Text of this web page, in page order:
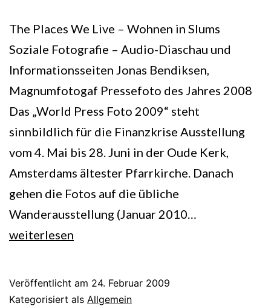
The Places We Live – Wohnen in Slums
Soziale Fotografie – Audio-Diaschau und
Informationsseiten Jonas Bendiksen,
Magnumfotogaf Pressefoto des Jahres 2008
Das „World Press Foto 2009“ steht
sinnbildlich für die Finanzkrise Ausstellung
vom 4. Mai bis 28. Juni in der Oude Kerk,
Amsterdams ältester Pfarrkirche. Danach
gehen die Fotos auf die übliche
Wanderausstellung (Januar 2010…
weiterlesen
Veröffentlicht am 24. Februar 2009
Kategorisiert als Allgemein